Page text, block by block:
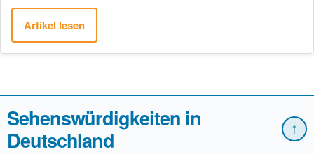
Artikel lesen
Sehenswürdigkeiten in
Deutschland
↑